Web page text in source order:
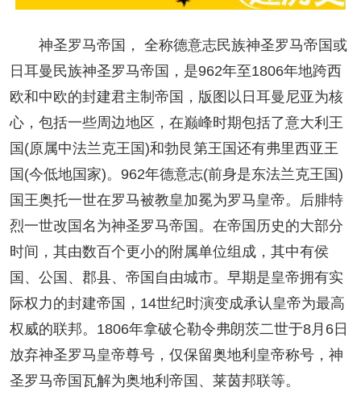
神圣罗马帝国， 全称德意志民族神圣罗马帝国或
日耳曼民族神圣罗马帝国，是962年至1806年地跨西
欧和中欧的封建君主制帝国，版图以日耳曼尼亚为核
心，包括一些周边地区，在巅峰时期包括了意大利王
国(原属中法兰克王国)和勃艮第王国还有弗里西亚王
国(今低地国家)。962年德意志(前身是东法兰克王国)
国王奥托一世在罗马被教皇加冕为罗马皇帝。后腓特
烈一世改国名为神圣罗马帝国。在帝国历史的大部分
时间，其由数百个更小的附属单位组成，其中有侯
国、公国、郡县、帝国自由城市。早期是皇帝拥有实
际权力的封建帝国，14世纪时演变成承认皇帝为最高
权威的联邦。1806年拿破仑勒令弗朗茨二世于8月6日
放弃神圣罗马皇帝尊号，仅保留奥地利皇帝称号，神
圣罗马帝国瓦解为奥地利帝国、莱茵邦联等。